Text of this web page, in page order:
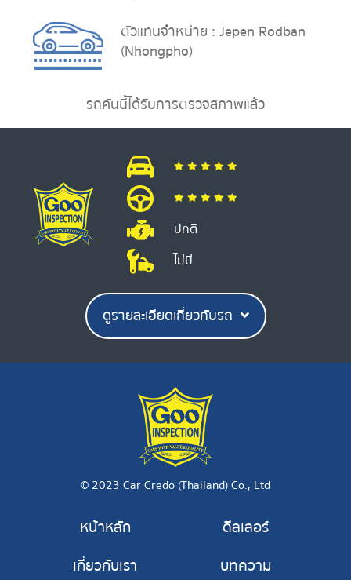
ตัวแทนจำหน่าย : Jepen Rodban
(Nhongpho)
รถคันนี้ได้รับการตรวจสภาพแล้ว
ปกติ
ไม่มี
ดูรายละเอียดเกี่ยวกับรถ
© 2023 Car Credo (Thailand) Co., Ltd
หน้าหลัก
เกี่ยวกับเรา
ดีลเลอร์
บทความ